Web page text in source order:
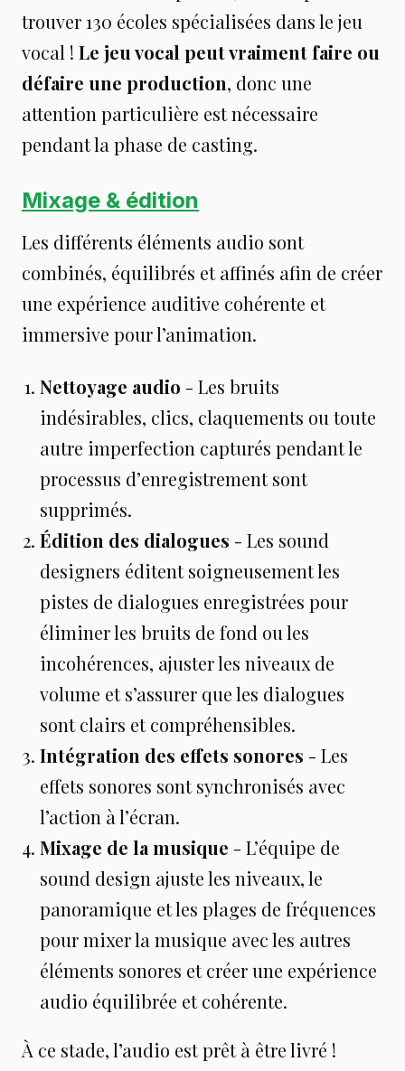
trouver 130 écoles spécialisées dans le jeu
vocal ! Le jeu vocal peut vraiment faire ou
défaire une production, donc une
attention particulière est nécessaire
pendant la phase de casting.
Mixage & édition
Les différents éléments audio sont
combinés, équilibrés et affinés afin de créer
une expérience auditive cohérente et
immersive pour l’animation.
Nettoyage audio - Les bruits
indésirables, clics, claquements ou toute
autre imperfection capturés pendant le
processus d’enregistrement sont
supprimés.
Édition des dialogues - Les sound
designers éditent soigneusement les
pistes de dialogues enregistrées pour
éliminer les bruits de fond ou les
incohérences, ajuster les niveaux de
volume et s’assurer que les dialogues
sont clairs et compréhensibles.
Intégration des effets sonores - Les
effets sonores sont synchronisés avec
l’action à l’écran.
Mixage de la musique - L’équipe de
sound design ajuste les niveaux, le
panoramique et les plages de fréquences
pour mixer la musique avec les autres
éléments sonores et créer une expérience
audio équilibrée et cohérente.
À ce stade, l’audio est prêt à être livré !